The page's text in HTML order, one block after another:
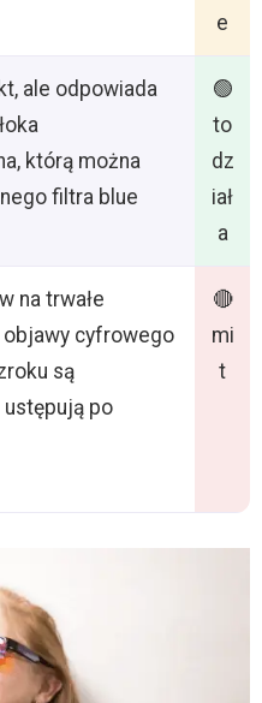
e
ale odpowiada
którą można
filtra blue
🟢
to
dz
iał
a
na trwałe
cyfrowego
są
po
🔴
mi
t